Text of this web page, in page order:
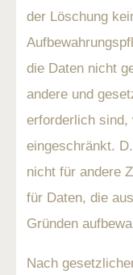
der Löschung
die Daten nicht
andere und
erforderlich sind,
eingeschränkt.
nicht für andere
für Daten, die
Gründen
Nach